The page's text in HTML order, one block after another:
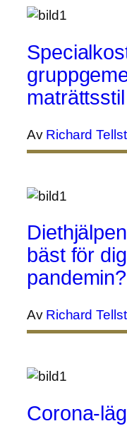
maträttsstil
Av Richard
bäst för
pandemin?
Av Richard
Corona-